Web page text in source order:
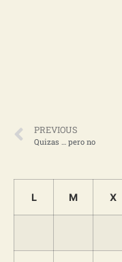
PREVIOUS
Quizas … pero no
L M X